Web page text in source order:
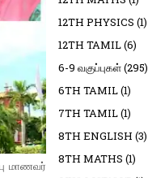
மாணவர்
12TH PHYSICS (1)
12TH TAMIL(6)
6-9 வகுப்புகள்(295)
6TH TAMIL(1)
7TH TAMIL(1)
8TH ENGLISH (3)
8TH MATHS (1)